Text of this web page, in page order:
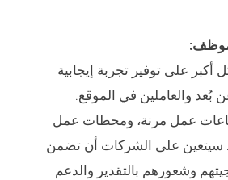
على توفير تجربة إيجابية
بُعد والعاملين في الموقع.
عمل مرنة، ومحطات عمل
سيتعين على الشركات أن تضمن
وشعورهم بالتقدير والدعم